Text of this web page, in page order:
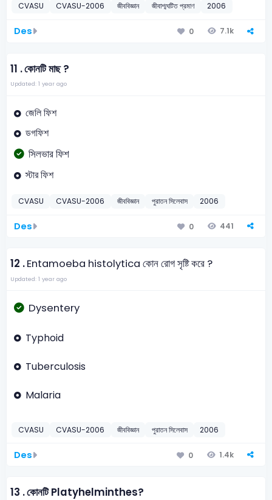
CVASU CVASU-2006 জীববিজ্ঞান জীবাশ্মঘটিত প্রমাণ 2006
Des 0 7.1k
11 .কোনটি মাছ ?
Updated: 1 year ago
জেলি ফিশ
ডগফিশ
সিলভার ফিশ
স্টার ফিশ
CVASU CVASU-2006 জীববিজ্ঞান পুরাতন সিলেবাস 2006
Des 0 441
12 .Entamoeba histolytica কোন রোগ সৃষ্টি করে ?
Updated: 1 year ago
Dysentery
Typhoid
Tuberculosis
Malaria
CVASU CVASU-2006 জীববিজ্ঞান পুরাতন সিলেবাস 2006
Des 0 1.4k
13 .কোনটি Platyhelminthes?